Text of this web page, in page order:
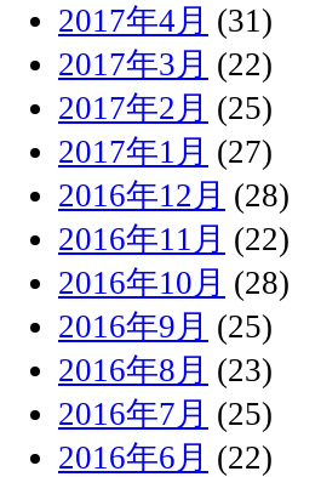
2017年4月 (31)
2017年3月 (22)
2017年2月 (25)
2017年1月 (27)
2016年12月 (28)
2016年11月 (22)
2016年10月 (28)
2016年9月 (25)
2016年8月 (23)
2016年7月 (25)
2016年6月 (22)